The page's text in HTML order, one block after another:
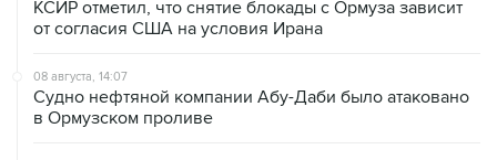
КСИР отметил, что снятие блокады с Ормуза зависит
от согласия США на условия Ирана
08 августа, 14:07
Судно нефтяной компании Абу-Даби было атаковано
в Ормузском проливе